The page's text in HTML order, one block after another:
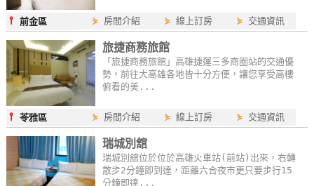
滿
意
度
訂
單
管
理
⫯前金區 ⋟ 房間介紹 ⋟線上訂房 ⋟ 交通資訊
旅捷商務旅館
「旅捷商務旅館」高雄捷運三多商圈站的交通優
勢，前往大高雄各地皆十分方便，讓您享受高樓
俯看的美...
⫯苓雅區 ⋟ 房間介紹 ⋟線上訂房 ⋟ 交通資訊
瑞城別舘
瑞城別舘位於位於高雄火車站(前站)出來，右轉
散步2分鐘即到達，距離六合夜市更只要步行15
分鐘即達...